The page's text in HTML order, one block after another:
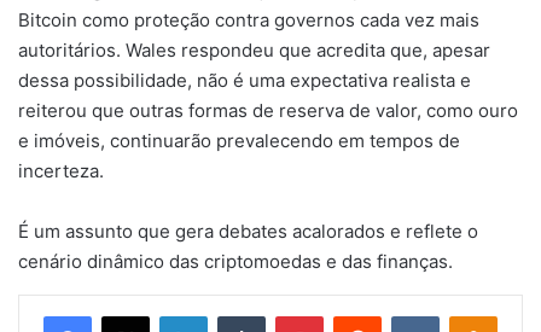
Bitcoin como proteção contra governos cada vez mais
autoritários. Wales respondeu que acredita que, apesar
dessa possibilidade, não é uma expectativa realista e
reiterou que outras formas de reserva de valor, como ouro
e imóveis, continuarão prevalecendo em tempos de
incerteza.
É um assunto que gera debates acalorados e reflete o
cenário dinâmico das criptomoedas e das finanças.
Facebook
X LinkedinTumblr PinterestReddit VK OK